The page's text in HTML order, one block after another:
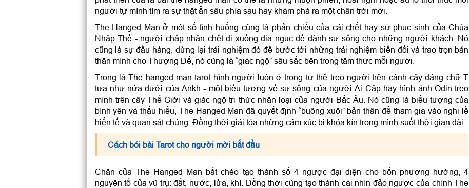
người tự mình tìm ra sự thật ẩn sâu phía sau hay khám phá ra một chân trời mới.
The Hanged Man ở một số tình huống cũng là phản chiếu của cái chết hay sự phục sinh của Chúa
Nhập Thể - người chấp nhận chết đi xuống địa ngục để dành sự sống cho những người khách. Nó
cũng là sự đầu hàng, dừng lại trải nghiệm đó để bước tới những trải nghiệm biến đổi và trao trọn bản
thân mình cho Thượng Đế, nó cũng là “giác ngộ” sâu sắc bên trong tâm thức mỗi người.
Trong lá The hanged man tarot hình người luôn ở trong tư thế treo người trên cành cây dáng chữ T
tựa như nửa dưới của Ankh - một biểu tượng về sự sống của người Ai Cập hay hình ảnh Odin treo
mình trên cây Thế Giới và giác ngộ tri thức nhân loại của người Bắc Âu. Nó cũng là biểu tượng của
bình yên và thấu hiểu, The Hanged Man đã quyết định “buông xuôi” bản thân để tham gia vào nghi lễ
hiến tế và quan sát chúng. Đồng thời giải tỏa những cảm xúc bị khóa kín trong mình suốt thời gian dài.
Cách bói bài Tarot cho người mời bắt đầu
Chân của The Hanged Man bắt chéo tạo thành số 4 ngược đại diện cho bốn phương hướng, 4
nguyên tố của vũ trụ: đất, nước, lửa, khí. Đồng thời cũng tạo thành cái nhìn đảo ngược của chính The